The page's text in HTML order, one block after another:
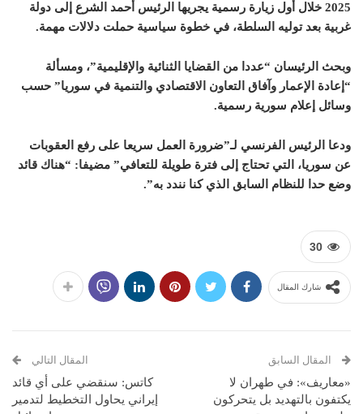
2025 خلال أول زيارة رسمية يجريها الرئيس أحمد الشرع إلى دولة
غربية بعد توليه السلطة، في خطوة سياسية حملت دلالات مهمة.
وبحث الرئيسان “عددا من القضايا الثنائية والإقليمية”، ومسألة
“إعادة الإعمار وآفاق التعاون الاقتصادي والتنمية في سوريا” حسب
وسائل إعلام سورية رسمية.
ودعا الرئيس الفرنسي لـ”ضرورة العمل سريعا على رفع العقوبات
عن سوريا، التي تحتاج إلى فترة طويلة للتعافي” مضيفا: “هناك قائد
وضع حدا للنظام السابق الذي كنا نندد به”.
30
شارك المقال
المقال السابق
«معاريف»: في طهران لا
يكتفون بالتهديد بل يتحركون
المقال التالي
كاتس: سنقضي على أي قائد
إيراني يحاول التخطيط لتدمير